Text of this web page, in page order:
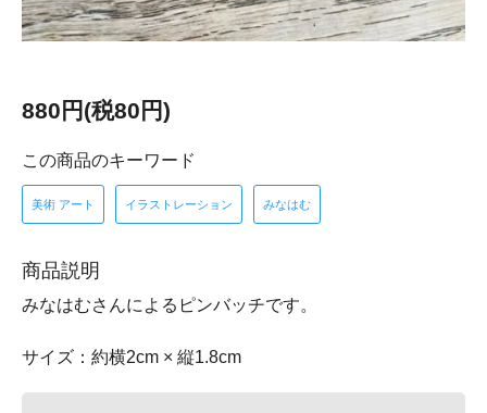
880円(税80円)
この商品のキーワード
美術 アート イラストレーション みなはむ
商品説明
みなはむさんによるピンバッチです。
サイズ：約横2cm × 縦1.8cm